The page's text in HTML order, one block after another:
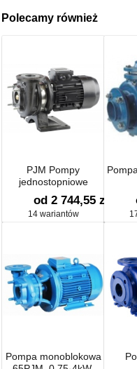
Polecamy również
PJM Pompy
jednostopniowe
monoblokowe
od 2 744,55 zł
14 wariantów
Pompa monoblokowa